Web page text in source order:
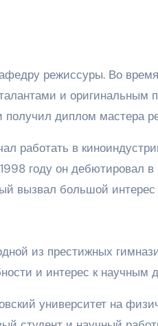
режиссуры. Во
и оригинальным
получил диплом мастера
работать в
году он дебютировал в
вызвал большой интерес
из престижных
и интерес к научным
университет на